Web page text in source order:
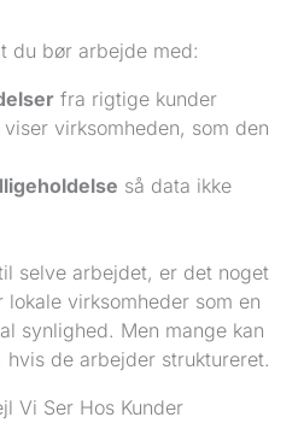
du bør arbejde med:
fra rigtige kunder
viser virksomheden, som den
så data ikke
selve arbejdet, er det noget
virksomheder som en
synlighed. Men mange kan
hvis de arbejder struktureret.
Vi Ser Hos Kunder